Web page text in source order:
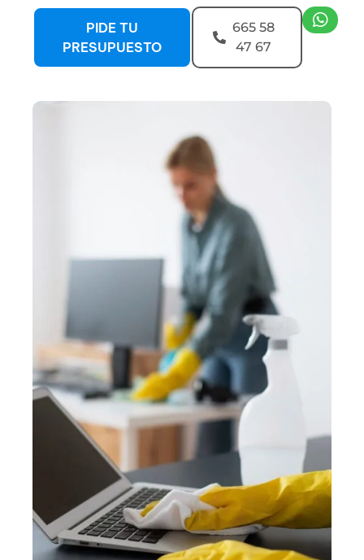
PIDE TU
PRESUPUESTO
665 58
47 67